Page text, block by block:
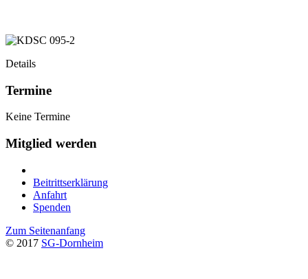
Details
Termine
Keine Termine
Mitglied werden
Beitrittserklärung
Anfahrt
Spenden
Zum Seitenanfang
© 2017 SG-Dornheim